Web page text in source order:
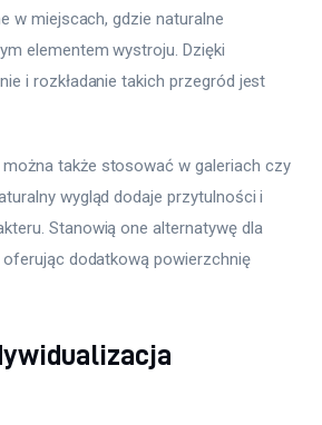
w miejscach, gdzie naturalne
elementem wystroju. Dzięki
i rozkładanie takich przegród jest
także stosować w galeriach czy
wygląd dodaje przytulności i
Stanowią one alternatywę dla
dodatkową powierzchnię